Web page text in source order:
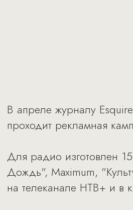
В апреле журналу
проходит рекламная
Для радио изготовлен
Дождь", Maximum,
на телеканале НТВ+ и в